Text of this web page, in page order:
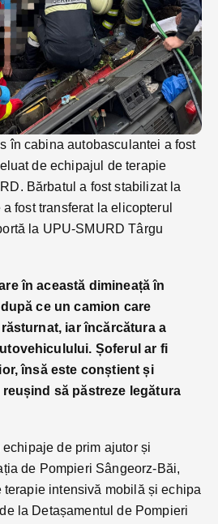
în cabina autobasculantei a fost
de echipajul de terapie
Bărbatul a fost stabilizat la
fost transferat la elicopterul
la UPU-SMURD Târgu
în această dimineață în
ce un camion care
iar încărcătura a
Șoferul ar fi
însă este conștient și
să păstreze legătura
de prim ajutor și
de Pompieri Sângeorz-Băi,
intensivă mobilă și echipa
la Detașamentul de Pompieri